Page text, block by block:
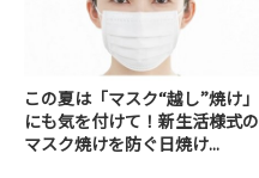
この夏は「マスク“越し”焼け」
にも気を付けて！新生活様式の
マスク焼けを防ぐ日焼け...